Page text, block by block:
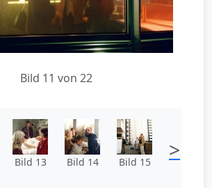
Bild 11 von 22
Bild 13 Bild 14 Bild 15 >